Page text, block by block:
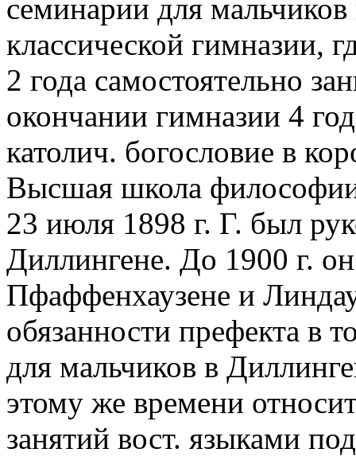
семинарии для
классической гимназии,
2 года самостоятельно
окончании гимназии 4
католич. богословие в
Высшая школа
23 июля 1898 г. Г. был
Диллингене. До 1900 г.
Пфаффенхаузене и
обязанности префекта в
для мальчиков в
этому же времени
занятий вост. языками